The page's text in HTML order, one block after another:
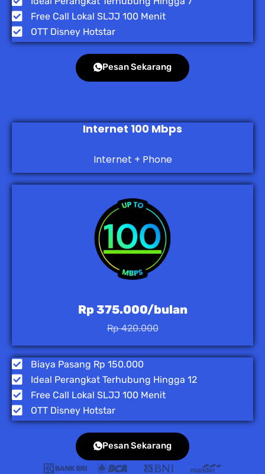
Free Call Lokal SLJJ 100 Menit
OTT Disney Hotstar
Pesan Sekarang
Internet 100 Mbps
Internet + Phone
Rp 375.000/bulan
Rp 420.000
Biaya Pasang Rp 150.000
Ideal Perangkat Terhubung Hingga 12
Free Call Lokal SLJJ 100 Menit
OTT Disney Hotstar
Pesan Sekarang